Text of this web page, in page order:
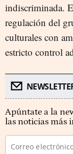
indiscriminada.
regulación del
culturales con
estricto control
Apúntate a la
las noticias más